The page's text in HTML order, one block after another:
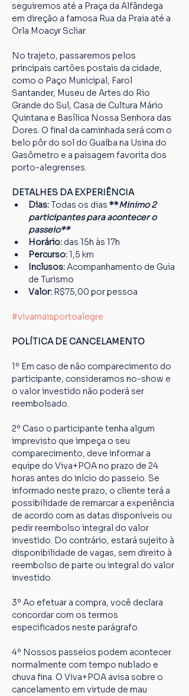
seguiremos até a Praça da Alfândega
em direção a famosa Rua da Praia até a
Orla Moacyr Scliar.
No trajeto, passaremos pelos
principais cartões postais da cidade,
como o Paço Municipal, Farol
Santander, Museu de Artes do Rio
Grande do Sul, Casa de Cultura Mário
Quintana e Basílica Nossa Senhora das
Dores. O final da caminhada será com o
belo pôr do sol do Guaíba na Usina do
Gasômetro e a paisagem favorita dos
porto-alegrenses.
DETALHES DA EXPERIÊNCIA
Dias: Todas os dias **Minimo 2
participantes para acontecer o
passeio**
Horário: das 15h às 17h
Percurso: 1,5 km
Inclusos: Acompanhamento de Guia
de Turismo
Valor: R$75,00 por pessoa
#vivamaisportoalegre
POLÍTICA DE CANCELAMENTO
1º Em caso de não comparecimento do
participante, consideramos no-show e
o valor investido não poderá ser
reembolsado.
2º Caso o participante tenha algum
imprevisto que impeça o seu
comparecimento, deve informar a
equipe do Viva+POA no prazo de 24
horas antes do início do passeio. Se
informado neste prazo, o cliente terá a
possibilidade de remarcar a experiência
de acordo com as datas disponíveis ou
pedir reembolso integral do valor
investido. Do contrário, estará sujeito à
disponibilidade de vagas, sem direito à
reembolso de parte ou integral do valor
investido.
3º Ao efetuar a compra, você declara
concordar com os termos
especificados neste parágrafo.
4º Nossos passeios podem acontecer
normalmente com tempo nublado e
chuva fina. O Viva+POA avisa sobre o
cancelamento em virtude de mau